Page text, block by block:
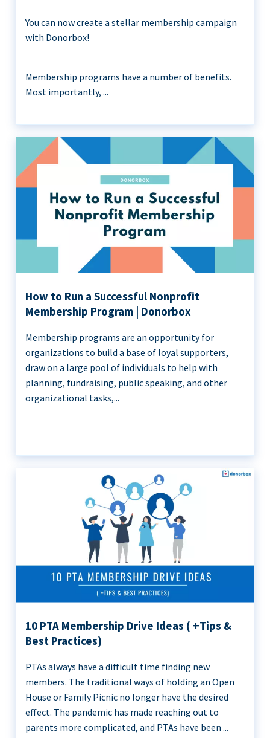
You can now create a stellar membership campaign
with Donorbox!
Membership programs have a number of benefits.
Most importantly, ...
How to Run a Successful Nonprofit
Membership Program | Donorbox
Membership programs are an opportunity for
organizations to build a base of loyal supporters,
draw on a large pool of individuals to help with
planning, fundraising, public speaking, and other
organizational tasks,...
10 PTA Membership Drive Ideas ( +Tips &
Best Practices)
PTAs always have a difficult time finding new
members. The traditional ways of holding an Open
House or Family Picnic no longer have the desired
effect. The pandemic has made reaching out to
parents more complicated, and PTAs have been ...